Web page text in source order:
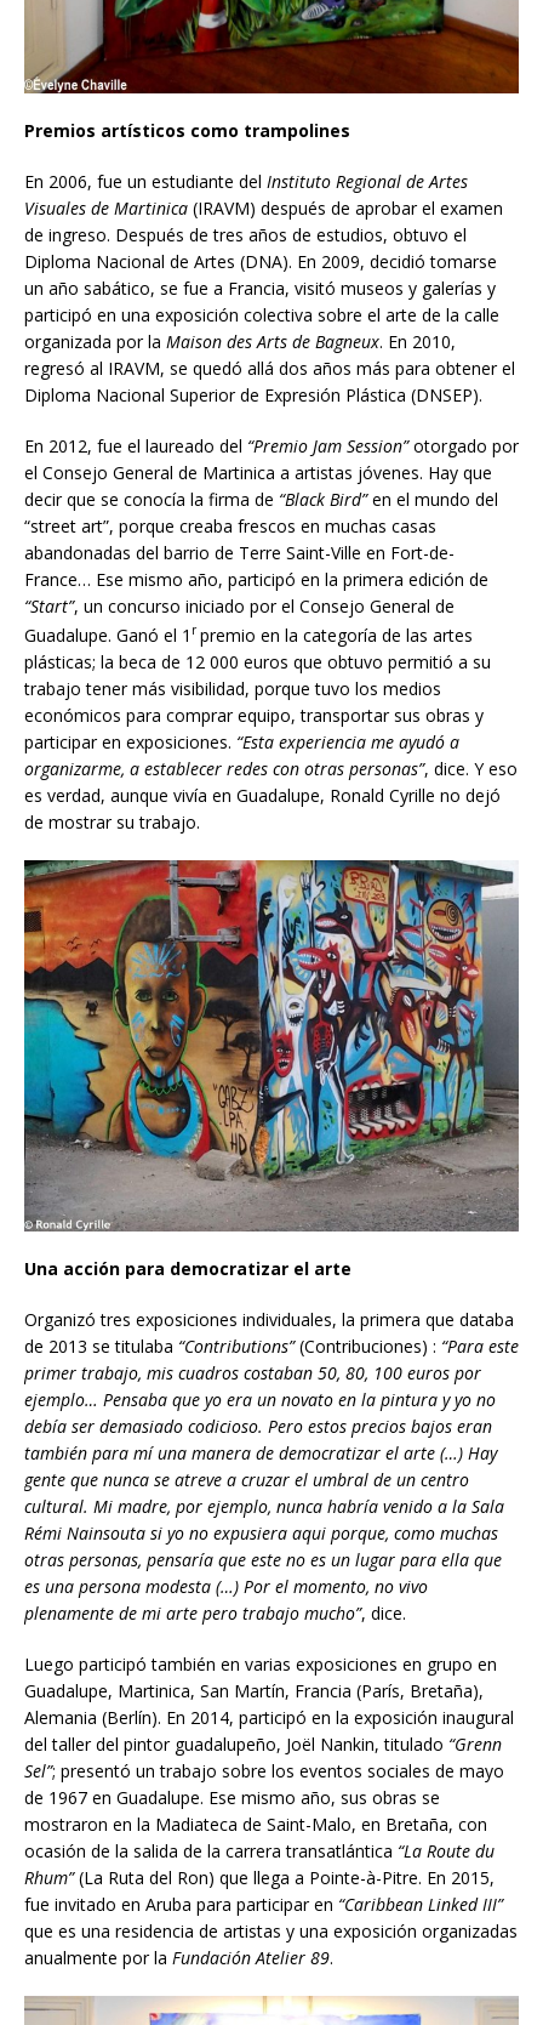
Premios artísticos como trampolines
En 2006, fue un estudiante del Instituto Regional de Artes
Visuales de Martinica (IRAVM) después de aprobar el examen
de ingreso. Después de tres años de estudios, obtuvo el
Diploma Nacional de Artes (DNA). En 2009, decidió tomarse
un año sabático, se fue a Francia, visitó museos y galerías y
participó en una exposición colectiva sobre el arte de la calle
organizada por la Maison des Arts de Bagneux. En 2010,
regresó al IRAVM, se quedó allá dos años más para obtener el
Diploma Nacional Superior de Expresión Plástica (DNSEP).
En 2012, fue el laureado del “Premio Jam Session”otorgado por
el Consejo General de Martinica a artistas jóvenes. Hay que
decir que se conocía la firma de “Black Bird”en el mundo del
“street art”, porque creaba frescos en muchas casas
abandonadas del barrio de Terre Saint-Ville en Fort-de-
France… Ese mismo año, participó en la primera edición de
“Start”, un concurso iniciado por el Consejo General de
Guadalupe. Ganó el 1 rpremio en la categoría de las artes
plásticas; la beca de 12 000 euros que obtuvo permitió a su
trabajo tener más visibilidad, porque tuvo los medios
económicos para comprar equipo, transportar sus obras y
participar en exposiciones. “Esta experiencia me ayudó a
organizarme, a establecer redes con otras personas”, dice. Y eso
es verdad, aunque vivía en Guadalupe, Ronald Cyrille no dejó
de mostrar su trabajo.
Una acción para democratizar el arte
Organizó tres exposiciones individuales, la primera que databa
de 2013 se titulaba “Contributions”(Contribuciones) : “Para este
primer trabajo, mis cuadros costaban 50, 80, 100 euros por
ejemplo… Pensaba que yo era un novato en la pintura y yo no
debía ser demasiado codicioso. Pero estos precios bajos eran
también para mí una manera de democratizar el arte (…) Hay
gente que nunca se atreve a cruzar el umbral de un centro
cultural. Mi madre, por ejemplo, nunca habría venido a la Sala
Rémi Nainsouta si yo no expusiera aqui porque, como muchas
otras personas, pensaría que este no es un lugar para ella que
es una persona modesta (…) Por el momento, no vivo
plenamente de mi arte pero trabajo mucho”, dice.
Luego participó también en varias exposiciones en grupo en
Guadalupe, Martinica, San Martín, Francia (París, Bretaña),
Alemania (Berlín). En 2014, participó en la exposición inaugural
del taller del pintor guadalupeño, Joël Nankin, titulado “Grenn
Sel”; presentó un trabajo sobre los eventos sociales de mayo
de 1967 en Guadalupe. Ese mismo año, sus obras se
mostraron en la Madiateca de Saint-Malo, en Bretaña, con
ocasión de la salida de la carrera transatlántica “La Route du
Rhum”(La Ruta del Ron) que llega a Pointe-à-Pitre. En 2015,
fue invitado en Aruba para participar en “Caribbean Linked III”
que es una residencia de artistas y una exposición organizadas
anualmente por la Fundación Atelier 89.